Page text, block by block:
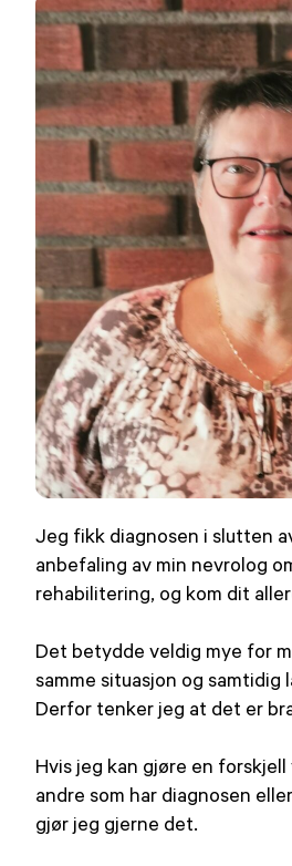
Jeg fikk diagnosen i slutten
anbefaling av min nevrolog
rehabilitering, og kom dit
Det betydde veldig mye for
samme situasjon og samtidig
Derfor tenker jeg at det er
Hvis jeg kan gjøre en forskjell
andre som har diagnosen
gjør jeg gjerne det.